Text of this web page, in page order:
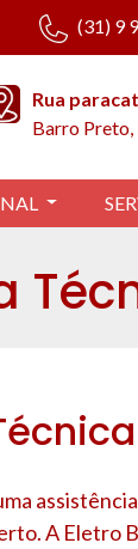
(31) 9
Rua
Barro
A Eletro